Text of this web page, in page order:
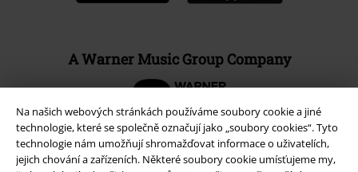
Na našich webových stránkách používáme soubory cookie a jiné
technologie, které se společně označují jako „soubory cookies“. Tyto
technologie nám umožňují shromažďovat informace o uživatelích,
jejich chování a zařízeních. Některé soubory cookie umísťujeme my,
A Warner Music Group Company